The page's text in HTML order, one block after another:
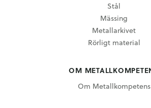
Stål
Mässing
Metallarkivet
Rörligt material
OM
Om Metallkompetens